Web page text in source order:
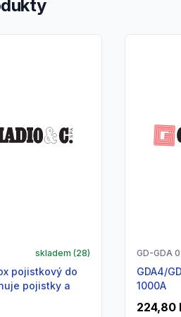
skladem (28)
pojistky a
GD-GDA
GDA4/GDA5, držák sběrnice 250 -
1000A
224,80